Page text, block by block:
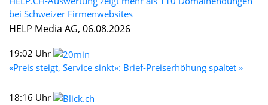
bei Schweizer Firmenwebsites
HELP Media AG, 06.08.2026
19:02 Uhr
«Preis steigt, Service sinkt»: Brief-Preiserhöhung spaltet »
18:16 Uhr